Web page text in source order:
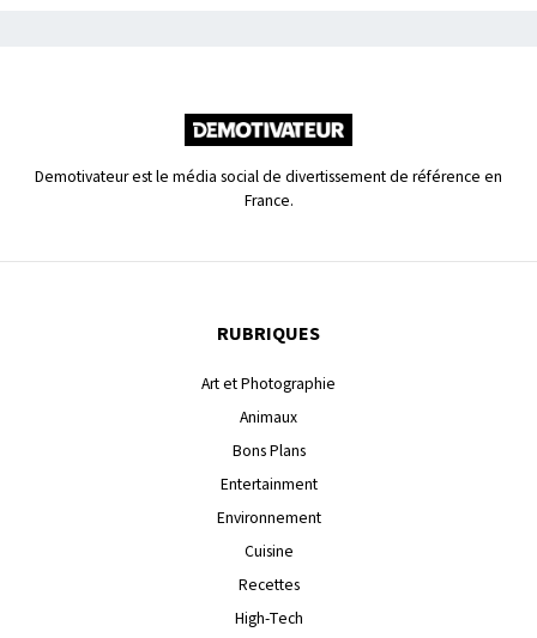
Demotivateur est le média social de divertissement de référence en
France.
RUBRIQUES
Art et Photographie
Animaux
Bons Plans
Entertainment
Environnement
Cuisine
Recettes
High-Tech